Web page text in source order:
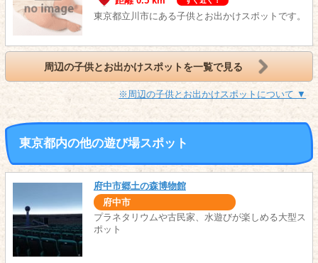
東京都立川市にある子供とお出かけスポットです。
周辺の子供とお出かけスポットを一覧で見る
※周辺の子供とお出かけスポットについて ▼
東京都内の他の遊び場スポット
府中市郷土の森博物館
府中市
プラネタリウムや古民家、水遊びが楽しめる大型ス
ポット